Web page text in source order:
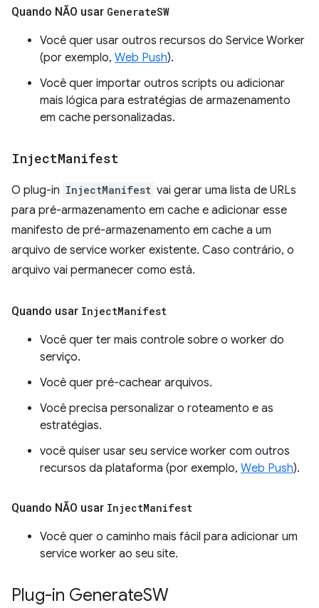
Quando NÃO usar GenerateSW
Você quer usar outros recursos do Service Worker
(por exemplo, Web Push).
Você quer importar outros scripts ou adicionar
mais lógica para estratégias de armazenamento
em cache personalizadas.
InjectManifest
O plug-in InjectManifest vai gerar uma lista de URLs
para pré-armazenamento em cache e adicionar esse
manifesto de pré-armazenamento em cache a um
arquivo de service worker existente. Caso contrário, o
arquivo vai permanecer como está.
Quando usar InjectManifest
Você quer ter mais controle sobre o worker do
serviço.
Você quer pré-cachear arquivos.
Você precisa personalizar o roteamento e as
estratégias.
você quiser usar seu service worker com outros
recursos da plataforma (por exemplo, Web Push).
Quando NÃO usar InjectManifest
Você quer o caminho mais fácil para adicionar um
service worker ao seu site.
Plug-in GenerateSW